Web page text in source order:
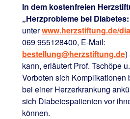
In dem kostenfreien
„Herzprobleme bei
unterwww.herzstiftung.de/
069 955128400, E-Mail:
bestellung@herzstiftung.de)
kann, erläutert Prof. Tschöpe
Vorboten sich Komplikationen
bei einer Herzerkrankung
sich Diabetespatienten vor
können.